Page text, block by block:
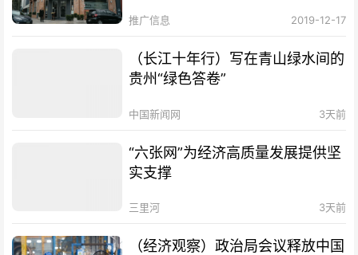
推广信息 2019-12-17
（长江十年行）写在青山绿水间的
贵州“绿色答卷”
中国新闻网 3天前
“六张网”为经济高质量发展提供坚
实支撑
三里河 3天前
（经济观察）政治局会议释放中国